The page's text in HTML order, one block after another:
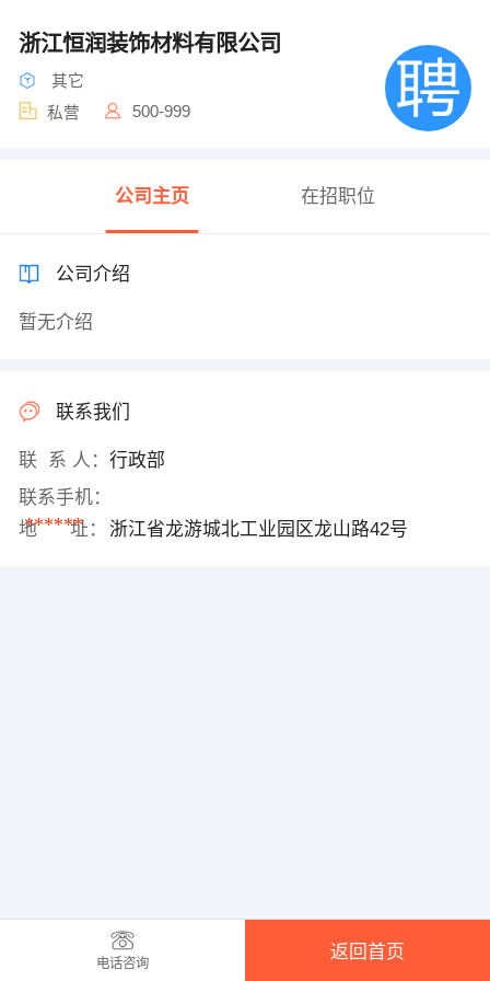
浙江恒润装饰材料有限公司
其它
私营
500-999
公司主页 在招职位
公司介绍
暂无介绍
联系我们
联 系 人： 行政部
联系手机：
******
地 址： 浙江省龙游城北工业园区龙山路42号
电话咨询
返回首页